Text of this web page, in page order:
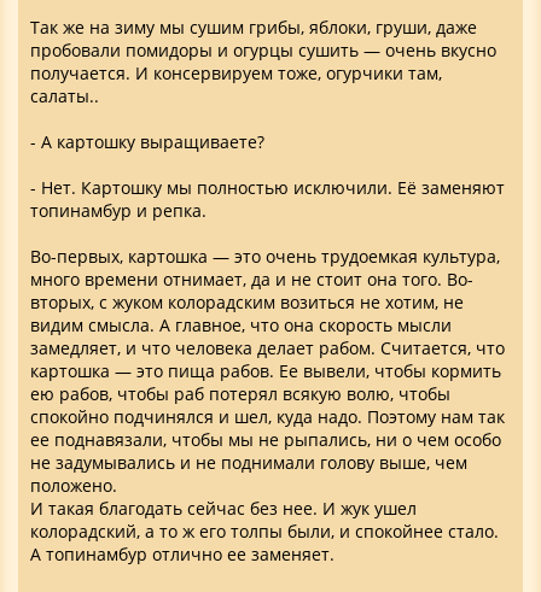
Так же на зиму мы сушим грибы, яблоки, груши, даже
пробовали помидоры и огурцы сушить — очень вкусно
получается. И консервируем тоже, огурчики там,
салаты..
- А картошку выращиваете?
- Нет. Картошку мы полностью исключили. Её заменяют
топинамбур и репка.
Во-первых, картошка — это очень трудоемкая культура,
много времени отнимает, да и не стоит она того. Во-
вторых, с жуком колорадским возиться не хотим, не
видим смысла. А главное, что она скорость мысли
замедляет, и что человека делает рабом. Считается, что
картошка — это пища рабов. Ее вывели, чтобы кормить
ею рабов, чтобы раб потерял всякую волю, чтобы
спокойно подчинялся и шел, куда надо. Поэтому нам так
ее поднавязали, чтобы мы не рыпались, ни о чем особо
не задумывались и не поднимали голову выше, чем
положено.
И такая благодать сейчас без нее. И жук ушел
колорадский, а то ж его толпы были, и спокойнее стало.
А топинамбур отлично ее заменяет.